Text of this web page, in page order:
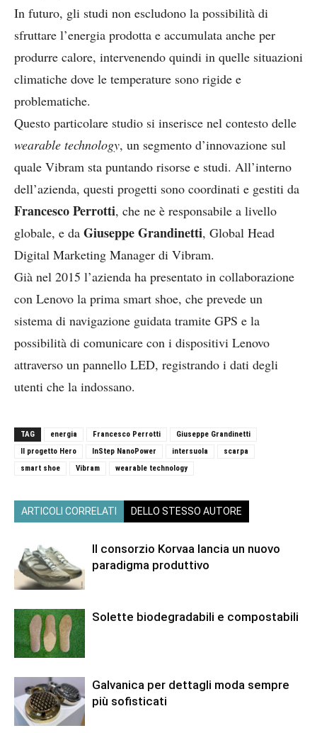
In futuro, gli studi non escludono la possibilità di
sfruttare l’energia prodotta e accumulata anche per
produrre calore, intervenendo quindi in quelle situazioni
climatiche dove le temperature sono rigide e
problematiche.
Questo particolare studio si inserisce nel contesto delle
wearable technology, un segmento d’innovazione sul
quale Vibram sta puntando risorse e studi. All’interno
dell’azienda, questi progetti sono coordinati e gestiti da
Francesco Perrotti, che ne è responsabile a livello
globale, e da Giuseppe Grandinetti, Global Head
Digital Marketing Manager di Vibram.
Già nel 2015 l’azienda ha presentato in collaborazione
con Lenovo la prima smart shoe, che prevede un
sistema di navigazione guidata tramite GPS e la
possibilità di comunicare con i dispositivi Lenovo
attraverso un pannello LED, registrando i dati degli
utenti che la indossano.
TAG energia Francesco Perrotti
Giuseppe Grandinetti
Il progetto Hero
InStep NanoPower intersuola
scarpa
smart shoe
Vibram wearable technology
ARTICOLI CORRELATI DELLO STESSO AUTORE
Il consorzio Korvaa lancia un nuovo
paradigma produttivo
Solette biodegradabili e compostabili
Galvanica per dettagli moda sempre
più sofisticati